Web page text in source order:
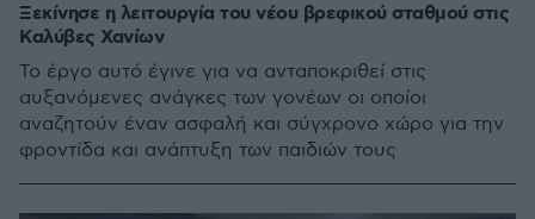
Ξεκίνησε η λειτουργία του νέου βρεφικού σταθμού στις
Καλύβες Χανίων
Το έργο αυτό έγινε για να ανταποκριθεί στις
αυξανόμενες ανάγκες των γονέων οι οποίοι
αναζητούν έναν ασφαλή και σύγχρονο χώρο για την
φροντίδα και ανάπτυξη των παιδιών τους